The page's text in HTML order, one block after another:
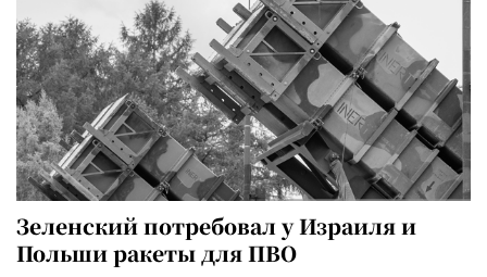
Зеленский потребовал у Израиля и
Польши ракеты для ПВО